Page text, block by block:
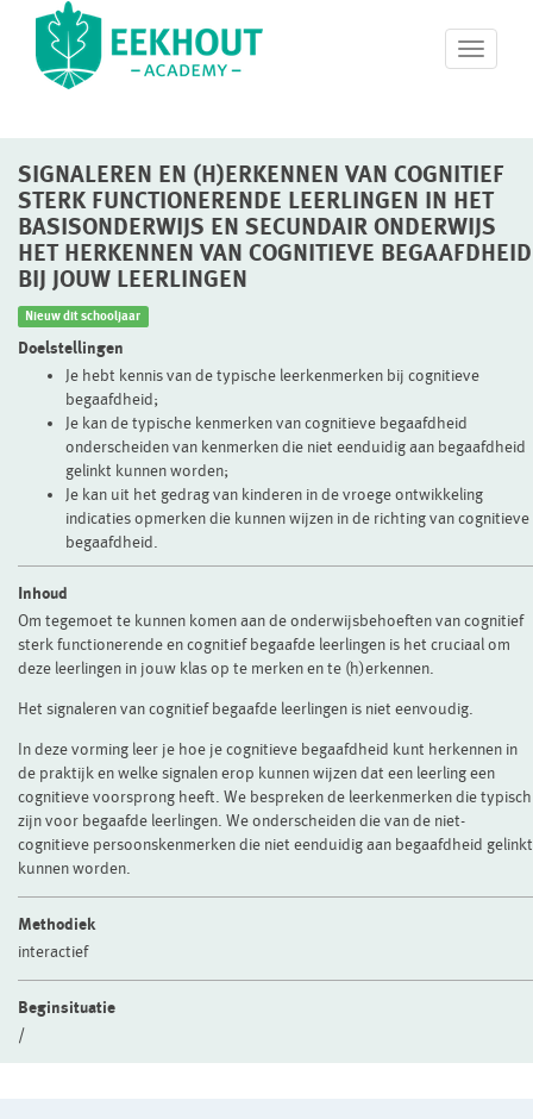
T
o
e
n
a
v
i
o
SIGNALEREN EN (H)ERKENNEN VAN COGNITIEF
STERK FUNCTIONERENDE LEERLINGEN IN HET
BASISONDERWIJS EN SECUNDAIR ONDERWIJS
HET HERKENNEN VAN COGNITIEVE BEGAAFDHEID
BIJ JOUW LEERLINGEN
Nieuw dit schooljaar
Doelstellingen
Je hebt kennis van de typische leerkenmerken bij cognitieve
begaafdheid;
Je kan de typische kenmerken van cognitieve begaafdheid
onderscheiden van kenmerken die niet eenduidig aan begaafdheid
gelinkt kunnen worden;
Je kan uit het gedrag van kinderen in de vroege ontwikkeling
indicaties opmerken die kunnen wijzen in de richting van cognitieve
begaafdheid.
Inhoud
Om tegemoet te kunnen komen aan de onderwijsbehoeften van cognitief
sterk functionerende en cognitief begaafde leerlingen is het cruciaal om
deze leerlingen in jouw klas op te merken en te (h)erkennen.
Het signaleren van cognitief begaafde leerlingen is niet eenvoudig.
In deze vorming leer je hoe je cognitieve begaafdheid kunt herkennen in
de praktijk en welke signalen erop kunnen wijzen dat een leerling een
cognitieve voorsprong heeft. We bespreken de leerkenmerken die typisch
zijn voor begaafde leerlingen. We onderscheiden die van de niet-
cognitieve persoonskenmerken die niet eenduidig aan begaafdheid gelinkt
kunnen worden.
Methodiek
interactief
Beginsituatie
/